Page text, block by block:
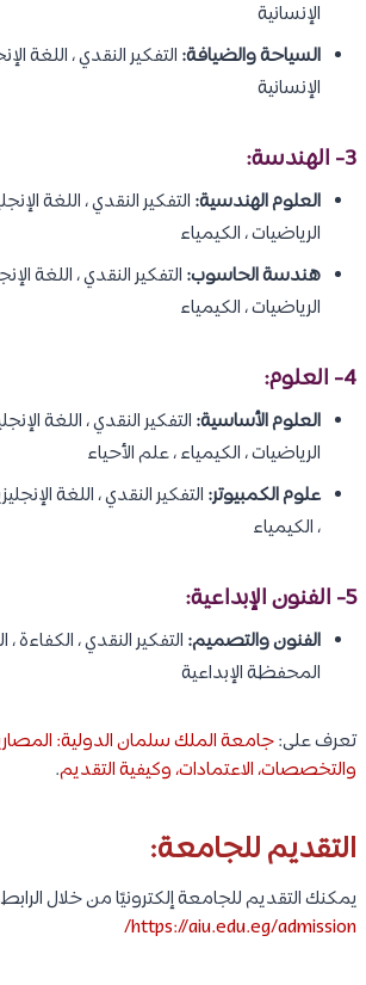
الإنسانية
السياحة والضيافة: التفكير النقدي ، اللغة
الإنسانية
3- الهندسة:
العلوم الهندسية: التفكير النقدي ، اللغة
الرياضيات ، الكيمياء
هندسة الحاسوب: التفكير النقدي ، اللغة
الرياضيات ، الكيمياء
4- العلوم:
العلوم الأساسية: التفكير النقدي ، اللغة
الرياضيات ، الكيمياء ، علم الأحياء
علوم الكمبيوتر: التفكير النقدي ، اللغة
، الكيمياء
5- الفنون الإبداعية:
الفنون والتصميم: التفكير النقدي ، الكفاءة ،
المحفظة الإبداعية
تعرف على:جامعة الملك سلمان الدولية:
والتخصصات، الاعتمادات، وكيفية التقديم.
التقديم للجامعة:
يمكنك التقديم للجامعة إلكترونيًا من خلال الرابط
https://aiu.edu.eg/admission/